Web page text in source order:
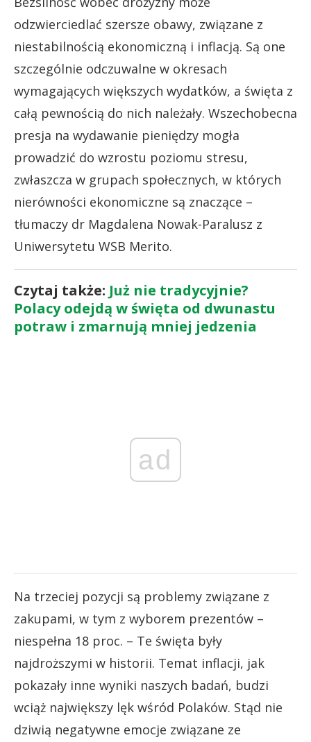
odzwierciedlać szersze obawy, związane z
niestabilnością ekonomiczną i inflacją. Są one
szczególnie odczuwalne w okresach
wymagających większych wydatków, a święta z
całą pewnością do nich należały. Wszechobecna
presja na wydawanie pieniędzy mogła
prowadzić do wzrostu poziomu stresu,
zwłaszcza w grupach społecznych, w których
nierówności ekonomiczne są znaczące –
tłumaczy dr Magdalena Nowak-Paralusz z
Uniwersytetu WSB Merito.
Czytaj także: Już nie tradycyjnie?
Polacy odejdą w święta od dwunastu
potraw i zmarnują mniej jedzenia
ad
Na trzeciej pozycji są problemy związane z
zakupami, w tym z wyborem prezentów –
niespełna 18 proc. – Te święta były
najdroższymi w historii. Temat inflacji, jak
pokazały inne wyniki naszych badań, budzi
wciąż największy lęk wśród Polaków. Stąd nie
dziwią negatywne emocje związane ze